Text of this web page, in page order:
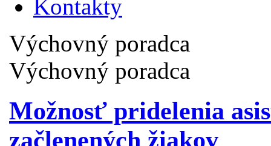
Kontakty
Výchovný poradca
Výchovný poradca
Možnosť pridelenia
začlenených žiakov